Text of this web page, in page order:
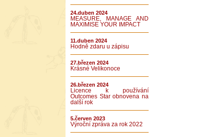
24.duben 2024
MEASURE, MANAGE AND
MAXIMISE YOUR IMPACT
11.duben 2024
Hodně zdaru u zápisu
27.březen 2024
Krásné Velikonoce
26.březen 2024
Licence k používání
Outcomes Star obnovena na
další rok
5.červen 2023
Výroční zpráva za rok 2022